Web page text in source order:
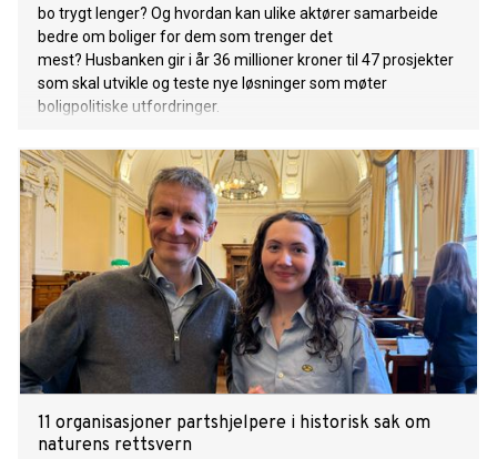
bo trygt lenger? Og hvordan kan ulike aktører samarbeide
bedre om boliger for dem som trenger det
mest? Husbanken gir i år 36 millioner kroner til 47 prosjekter
som skal utvikle og teste nye løsninger som møter
boligpolitiske utfordringer.
11 organisasjoner partshjelpere i historisk sak om
naturens rettsvern